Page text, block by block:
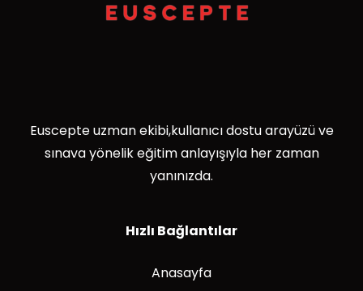
Euscepte uzman ekibi,kullanıcı dostu arayüzü ve
sınava yönelik eğitim anlayışıyla her zaman
yanınızda.
Hızlı Bağlantılar
Anasayfa